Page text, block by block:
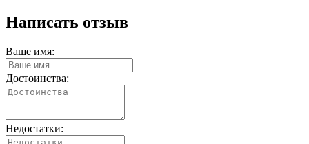
Написать отзыв
Ваше имя:
Достоинства:
Недостатки: